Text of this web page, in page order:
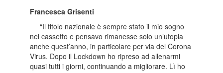
Francesca Grisenti
“Il titolo nazionale è sempre stato il mio sogno
nel cassetto e pensavo rimanesse solo un’utopia
anche quest’anno, in particolare per via del Corona
Virus. Dopo il Lockdown ho ripreso ad allenarmi
quasi tutti i giorni, continuando a migliorare. Lì ho